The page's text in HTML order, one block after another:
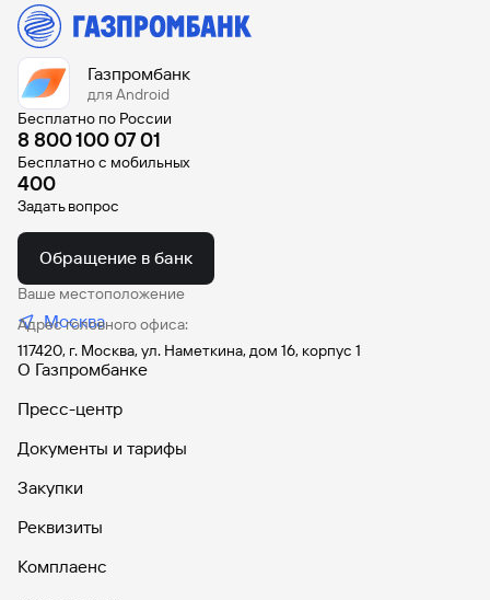
годовых.
учителей и общие исключения: получить льготную
ипотеку повторно можно, если в семье родился еще
один ребенок, вы планируете расширить жилплощадь и
при этом выплатили предыдущий кредит.
Газпромбанк
для Android
Бесплатно по России
8 800 100 07 01
Бесплатно с мобильных
400
Задать вопрос
Обращение в банк
Ваше местоположение
Москва
Адрес головного офиса:
117420, г. Москва, ул. Наметкина, дом 16, корпус 1
О Газпромбанке
Пресс-центр
Документы и тарифы
Закупки
Реквизиты
Комплаенс